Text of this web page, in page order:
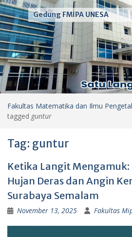
Gedung FMIPA UNESA
Fakultas Matematika dan Ilmu
tagged guntur
Tag: guntur
Ketika Langit Mengamuk:
Hujan Deras dan Angin
Surabaya Semalam
November 13, 2025 Fakultas